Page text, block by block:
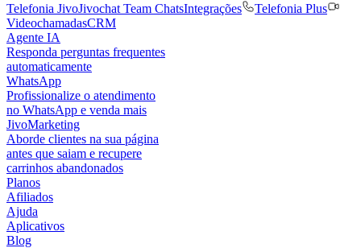
Telefonia JivoJivochat Team ChatsIntegrações
Telefonia Plus
VideochamadasCRM
Agente IA
Responda perguntas frequentes
automaticamente
WhatsApp
Profissionalize o atendimento
no WhatsApp e venda mais
JivoMarketing
Aborde clientes na sua página
antes que saiam e recupere
carrinhos abandonados
Planos
Afiliados
Ajuda
Aplicativos
Blog